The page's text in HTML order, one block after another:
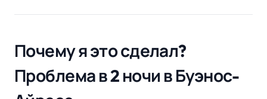
Почему я это сделал?
Проблема в 2 ночи в Буэнос-